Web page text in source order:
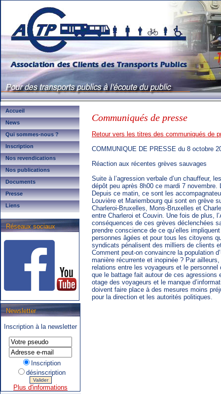
Accueil
News
Qui sommes-nous ?
Inscription
Nos revendications
Nos publications
Documents
Presse
Liens
Réseaux sociaux
Newsletter
Inscription à la newsletter
Inscription
désinscription
Plus d'informations
.SNCB - TEC : Système de
correspondance ARIbus.
Communiqués de presse
Retour vers les titres des communiqués de
COMMUNIQUE DE PRESSE du 8 octobre
Réaction aux récentes grèves sauvages
Suite à l’agression verbale d’un chauffeur,
dépôt peu après 8h00 ce mardi 7 novembre.
Depuis ce matin, ce sont les
Louvière et Mariembourg qui sont en grève
Charleroi-Bruxelles, Mons-Bruxelles et
entre Charleroi et Couvin. Une fois de plus,
conséquences de ces grèves déclenchées
prendre conscience de ce qu’elles
personnes âgées et pour tous les citoyens
syndicats pénalisent des milliers de clients
Comment peut-on convaincre la population
manière récurrente et inopinée ? Par
relations entre les voyageurs et le
que le battage fait autour de ces agressions
otage des voyageurs et le manque
doivent faire place à des mesures moins
pour la direction et les autorités politiques.